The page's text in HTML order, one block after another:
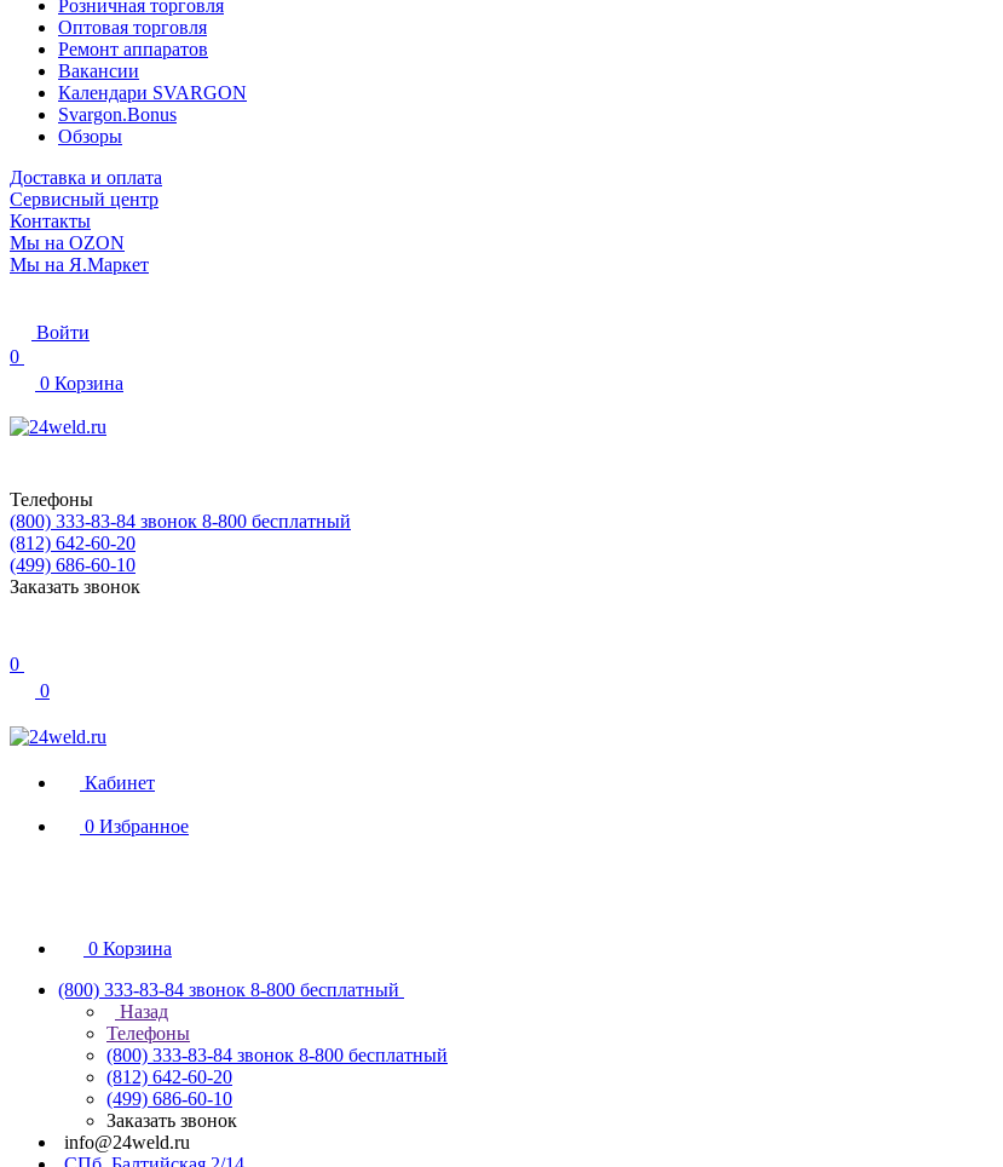
Розничная торговля
Оптовая торговля
Ремонт аппаратов
Вакансии
Календари SVARGON
Svargon.Bonus
Обзоры
Доставка и оплата
Сервисный центр
Контакты
Мы на OZON
Мы на Я.Маркет
Войти
0
0 Корзина
Телефоны
(800) 333-83-84 звонок 8-800 бесплатный
(812) 642-60-20
(499) 686-60-10
Заказать звонок
0
0
Кабинет
0 Избранное
0 Корзина
(800) 333-83-84 звонок 8-800 бесплатный
Назад
Телефоны
(800) 333-83-84 звонок 8-800 бесплатный
(812) 642-60-20
(499) 686-60-10
Заказать звонок
info@24weld.ru